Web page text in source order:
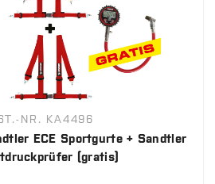
NR. KA4496
ECE Sportgurte + Sandtler
(gratis)